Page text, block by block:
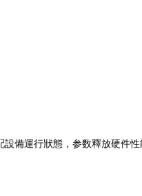
備運行狀態，参数釋放硬件